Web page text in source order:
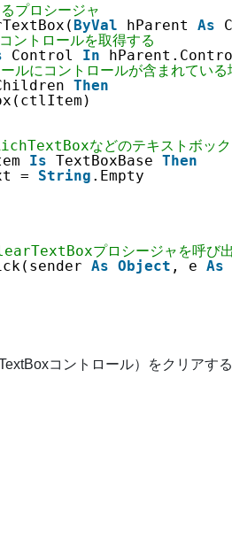
プロシージャ
ByVal hParent As
トロールを取得する
Control In
ルにコントロールが含まれている
Then
などのテキストボック
Is TextBoxBase Then
= String .Empty
プロシージャを呼び
As Object , e As
コントロール）をクリアす